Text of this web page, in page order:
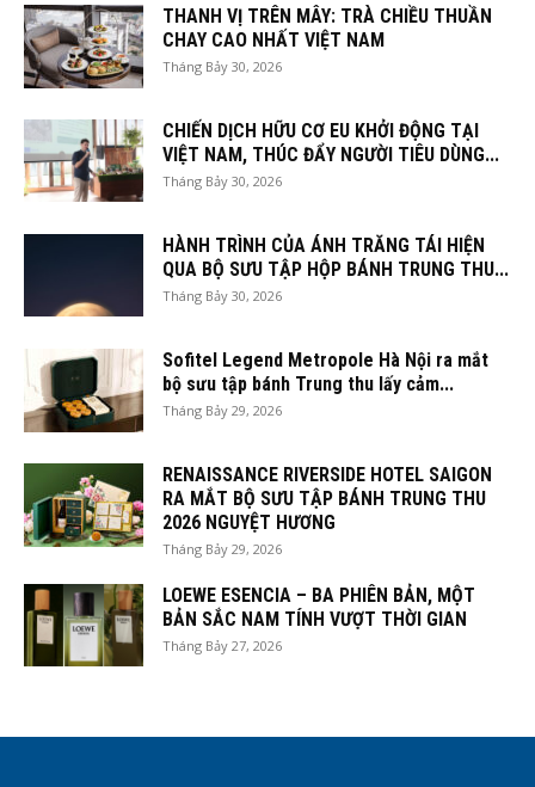
THANH VỊ TRÊN MÂY: TRÀ CHIỀU THUẦN
CHAY CAO NHẤT VIỆT NAM
Tháng Bảy 30, 2026
CHIẾN DỊCH HỮU CƠ EU KHỞI ĐỘNG TẠI
VIỆT NAM, THÚC ĐẨY NGƯỜI TIÊU DÙNG...
Tháng Bảy 30, 2026
HÀNH TRÌNH CỦA ÁNH TRĂNG TÁI HIỆN
QUA BỘ SƯU TẬP HỘP BÁNH TRUNG THU...
Tháng Bảy 30, 2026
Sofitel Legend Metropole Hà Nội ra mắt
bộ sưu tập bánh Trung thu lấy cảm...
Tháng Bảy 29, 2026
RENAISSANCE RIVERSIDE HOTEL SAIGON
RA MẮT BỘ SƯU TẬP BÁNH TRUNG THU
2026 NGUYỆT HƯƠNG
Tháng Bảy 29, 2026
LOEWE ESENCIA – BA PHIÊN BẢN, MỘT
BẢN SẮC NAM TÍNH VƯỢT THỜI GIAN
Tháng Bảy 27, 2026